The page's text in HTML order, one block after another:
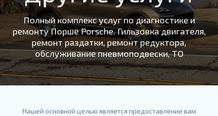
Полный комплекс услуг по диагностике и
ремонту Порше Porsche. Гильзовка двигателя,
ремонт раздатки, ремонт редуктора,
обслуживание пневмоподвески, ТО
Нашей основной целью является предоставление вам